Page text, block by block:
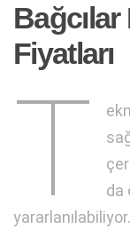
Fiyatları
T
da